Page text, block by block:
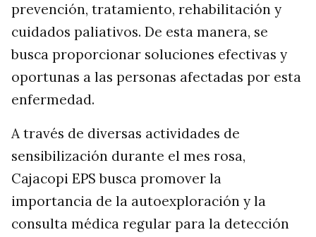
prevención, tratamiento, rehabilitación y
cuidados paliativos. De esta manera, se
busca proporcionar soluciones efectivas y
oportunas a las personas afectadas por esta
enfermedad.
A través de diversas actividades de
sensibilización durante el mes rosa,
Cajacopi EPS busca promover la
importancia de la autoexploración y la
consulta médica regular para la detección